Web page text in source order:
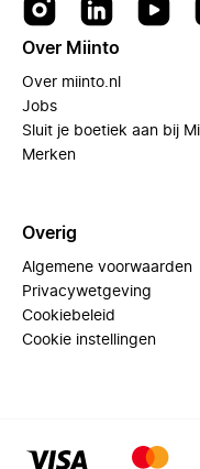
Over Miinto
Over miinto.nl
Jobs
Sluit je boetiek aan bij
Merken
Overig
Algemene voorwaarden
Privacywetgeving
Cookiebeleid
Cookie instellingen